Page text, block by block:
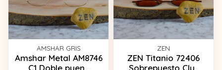
AMSHAR GRIS
Amshar Metal AM8746
C1 Doble puen..
ZEN
ZEN Titanio 72406
Sobrepuesto Clu..